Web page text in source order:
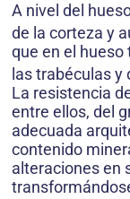
A nivel del
de la corteza y
que en el
las trabéculas
La resistencia
entre ellos, del
adecuada
contenido
alteraciones en